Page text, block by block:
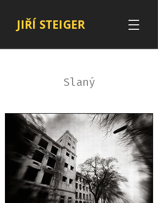
JIŘÍ STEIGER
Slaný